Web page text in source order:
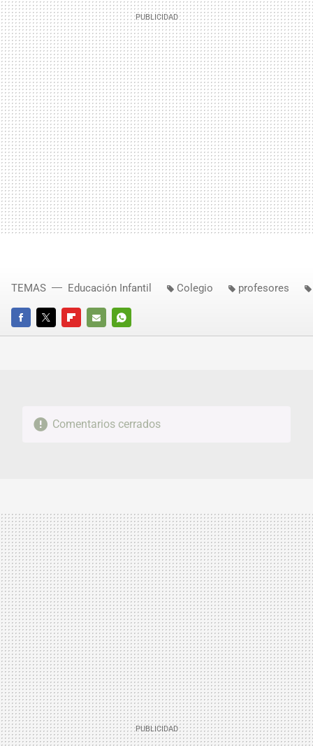
FACEBOOKTWITTERFLIPBOARD
E-
WHATSAPP
TEMAS Educación Infantil Colegio profesores
Comentarios cerrados